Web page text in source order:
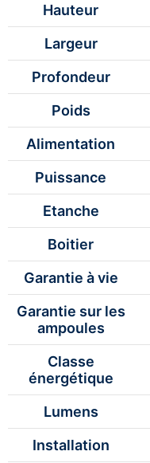
Hauteur
Largeur
Profondeur
Poids
Alimentation
Puissance
Etanche
Boitier
Garantie à vie
Garantie sur les
ampoules
Classe
énergétique
Lumens
Installation